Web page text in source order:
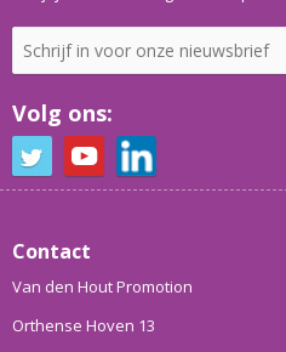
Volg ons:
Contact
Van den Hout Promotion
Orthense Hoven 13